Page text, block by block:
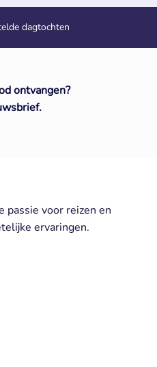
dagtochten
ontvangen?
passie voor reizen en
ervaringen.